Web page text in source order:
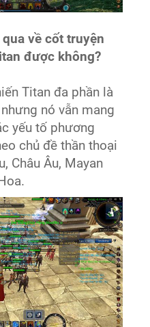
về cốt truyện
được không?
Titan đa phần là
nó vẫn mang
yếu tố phương
chủ đề thần thoại
Châu Âu, Mayan